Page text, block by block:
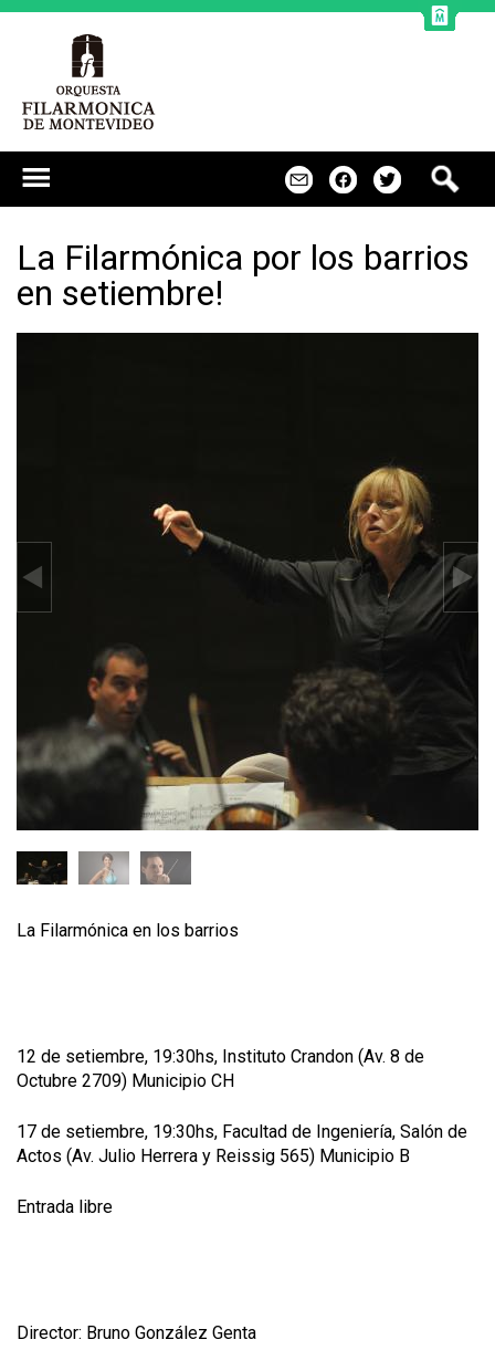
La Filarmónica por los barrios
en setiembre!
La Filarmónica en los barrios
12 de setiembre, 19:30hs, Instituto Crandon (Av. 8 de
Octubre 2709) Municipio CH
17 de setiembre, 19:30hs, Facultad de Ingeniería, Salón de
Actos (Av. Julio Herrera y Reissig 565) Municipio B
Entrada libre
Director: Bruno González Genta
s
a